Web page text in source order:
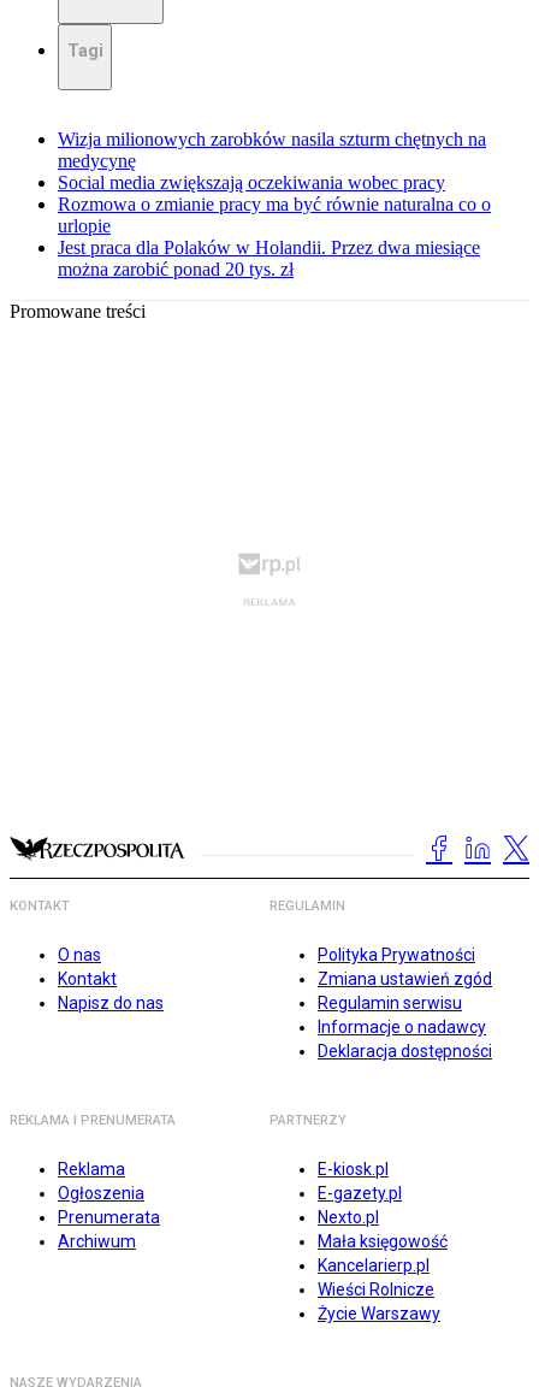
Tagi
Wizja milionowych zarobków nasila szturm chętnych na
medycynę
Social media zwiększają oczekiwania wobec pracy
Rozmowa o zmianie pracy ma być równie naturalna co o
urlopie
Jest praca dla Polaków w Holandii. Przez dwa miesiące
można zarobić ponad 20 tys. zł
Promowane treści
KONTAKT
O nas
Kontakt
Napisz do nas
REGULAMIN
Polityka Prywatności
Zmiana ustawień zgód
Regulamin serwisu
Informacje o nadawcy
Deklaracja dostępności
REKLAMA I PRENUMERATA
Reklama
Ogłoszenia
Prenumerata
Archiwum
PARTNERZY
E-kiosk.pl
E-gazety.pl
Nexto.pl
Mała księgowość
Kancelarierp.pl
Wieści Rolnicze
Życie Warszawy
NASZE WYDARZENIA